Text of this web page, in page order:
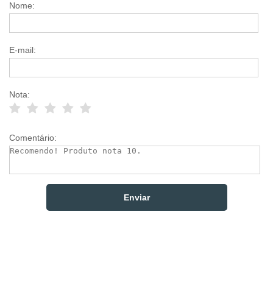
Nome:
E-mail:
Nota:
Comentário: